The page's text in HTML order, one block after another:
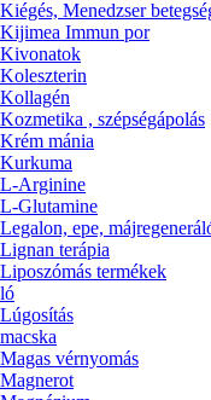
Kiégés, Menedzser
Kijimea Immun por
Kivonatok
Koleszterin
Kollagén
Kozmetika , szépségápolás
Krém mánia
Kurkuma
L-Arginine
L-Glutamine
Legalon, epe,
Lignan terápia
Liposzómás termékek
ló
Lúgosítás
macska
Magas vérnyomás
Magnerot